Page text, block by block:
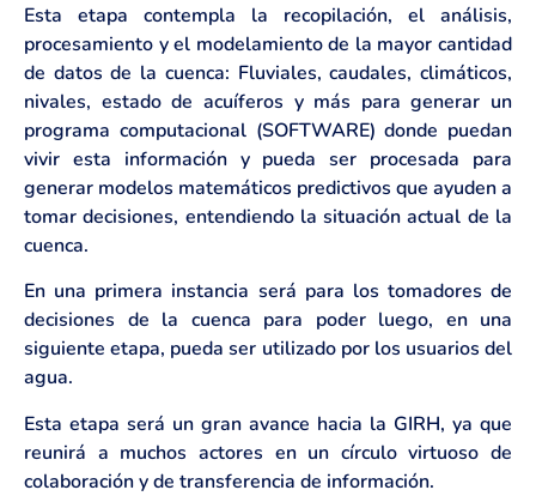
Esta etapa contempla la recopilación, el análisis,
procesamiento y el modelamiento de la mayor cantidad
de datos de la cuenca: Fluviales, caudales, climáticos,
nivales, estado de acuíferos y más para generar un
programa computacional (SOFTWARE) donde puedan
vivir esta información y pueda ser procesada para
generar modelos matemáticos predictivos que ayuden a
tomar decisiones, entendiendo la situación actual de la
cuenca.
En una primera instancia será para los tomadores de
decisiones de la cuenca para poder luego, en una
siguiente etapa, pueda ser utilizado por los usuarios del
agua.
Esta etapa será un gran avance hacia la GIRH, ya que
reunirá a muchos actores en un círculo virtuoso de
colaboración y de transferencia de información.